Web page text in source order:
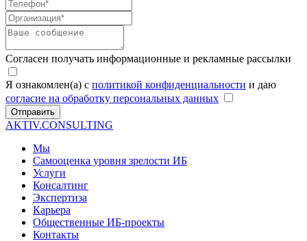
Согласен получать информационные и рекламные рассылки
Я ознакомлен(а) с политикой конфиденциальности и даю
согласие на обработку персональных данных
Отправить
AKTIV.CONSULTING
Мы
Самооценка уровня зрелости ИБ
Услуги
Консалтинг
Экспертиза
Карьера
Общественные ИБ-проекты
Контакты